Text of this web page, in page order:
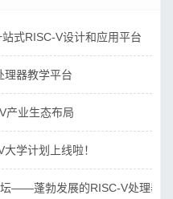
式RISC-V设计和应用平台
理器教学平台
产业生态布局
学计划上线啦！
——蓬勃发展的RISC-V处理器